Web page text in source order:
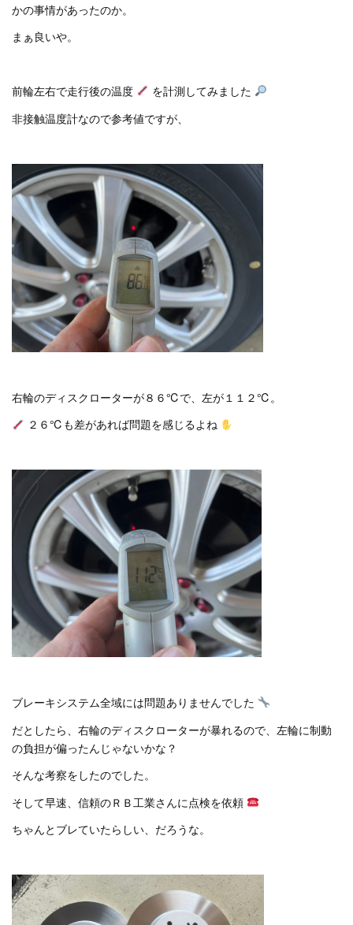
かの事情があったのか。
まぁ良いや。
前輪左右で走行後の温度
を計測してみました
非接触温度計なので参考値ですが、
右輪のディスクローターが８６℃で、左が１１２℃。
２６℃も差があれば問題を感じるよね
ブレーキシステム全域には問題ありませんでした
だとしたら、右輪のディスクローターが暴れるので、左輪に制動
の負担が偏ったんじゃないかな？
そんな考察をしたのでした。
そして早速、信頼のＲＢ工業さんに点検を依頼
ちゃんとブレていたらしい、だろうな。